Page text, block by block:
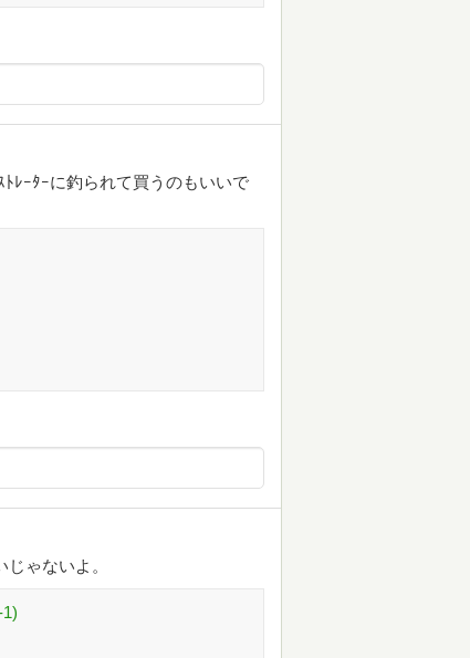
ﾚｰﾀｰに釣られて買うのもいいで
ゃないよ。